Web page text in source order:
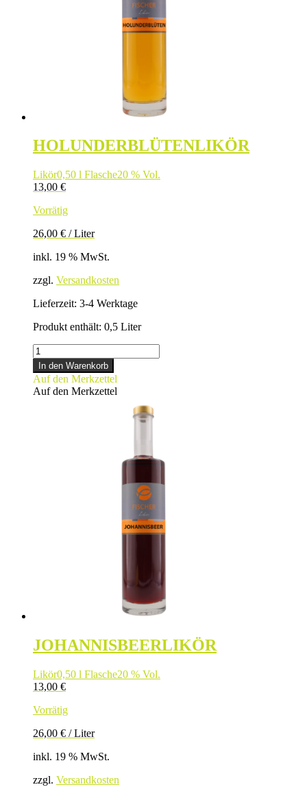
HOLUNDERBLÜTENLIKÖR
Likör0,50 l Flasche20 % Vol.
13,00 €
Vorrätig
26,00 € /Liter
inkl. 19 % MwSt.
zzgl. Versandkosten
Lieferzeit: 3-4 Werktage
Produkt enthält: 0,5 Liter
HOLUNDERBLÜTENLIKÖR
Menge
In den Warenkorb
Auf den Merkzettel
Auf den Merkzettel
JOHANNISBEERLIKÖR
Likör0,50 l Flasche20 % Vol.
13,00 €
Vorrätig
26,00 € /Liter
inkl. 19 % MwSt.
zzgl. Versandkosten